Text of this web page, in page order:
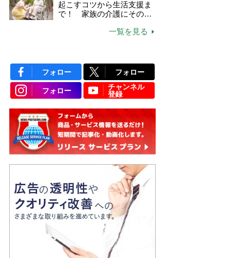
起こすコツから生活支援ま
で！ 家族の介護にそのま
一覧を見る
フォロー フォロー
フォロー
チャンネル
登録